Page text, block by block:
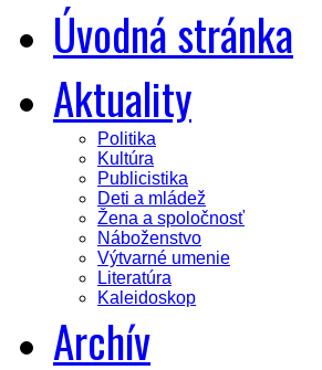
Úvodná stránka
Aktuality
Politika
Kultúra
Publicistika
Deti a mládež
Žena a spoločnosť
Náboženstvo
Výtvarné umenie
Literatúra
Kaleidoskop
Archív